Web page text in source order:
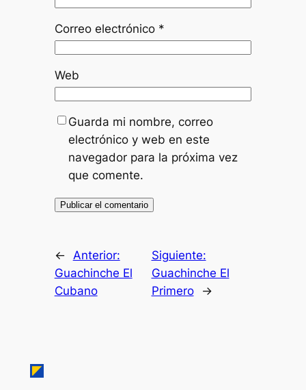
Correo electrónico *
Web
Guarda mi nombre, correo
electrónico y web en este
navegador para la próxima vez
que comente.
←
Anterior:
Guachinche El
Cubano
Siguiente:
Guachinche El
Primero
→